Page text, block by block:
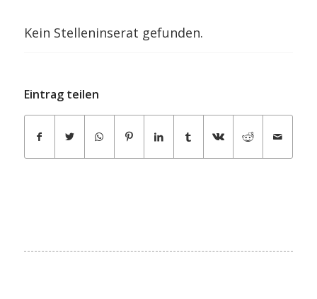
Kein Stelleninserat gefunden.
Eintrag teilen